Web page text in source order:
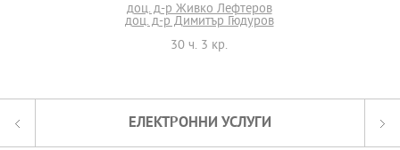
доц. д-р Живко Лефтеров
доц. д-р Димитър Гюдуров
30 ч. 3 кр.
ЕЛЕКТРОННИ УСЛУГИ